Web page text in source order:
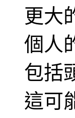
更大
個人
包括
這可